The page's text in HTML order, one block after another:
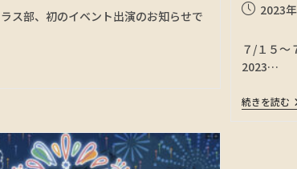
ス部、初のイベント出演のお知らせで
2023
７/１５〜
2023…
続きを読む